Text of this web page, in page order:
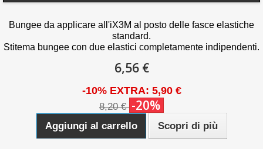
Bungee da applicare all'iX3M al posto delle fasce elastiche
standard.
Stitema bungee con due elastici completamente indipendenti.
6,56 €
-10% EXTRA: 5,90 €
8,20 € -20%
Aggiungi al carrello Scopri di più